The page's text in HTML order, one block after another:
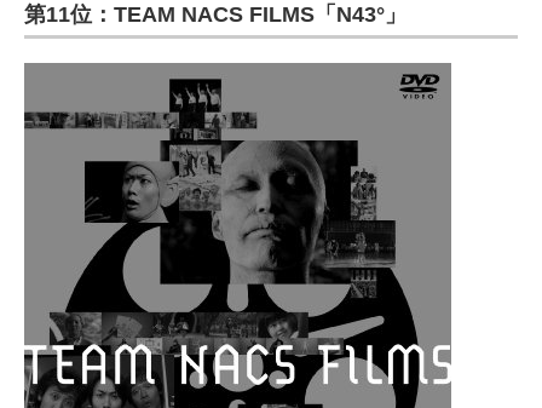
第11位：TEAM NACS FILMS「N43°」